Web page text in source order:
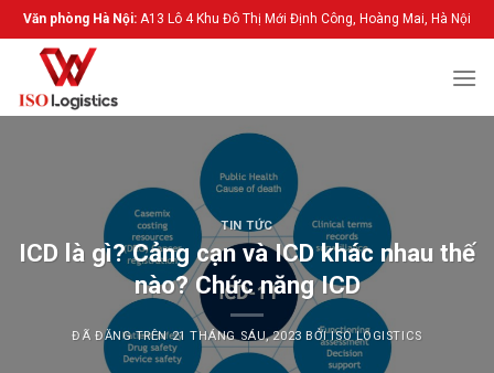
Chuyển
đến
dung
Văn phòng Hà Nội: A13 Lô 4 Khu Đô Thị Mới Định Công, Hoàng Mai, Hà Nội
TIN TỨC
ICD là gì? Cảng cạn và ICD khác nhau thế
nào? Chức năng ICD
ĐÃ ĐĂNG TRÊN21 THÁNG SÁU, 2023 BỞIISO LOGISTICS